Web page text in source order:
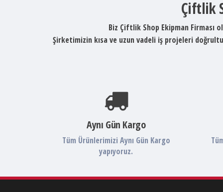
Çiftlik
Biz Çiftlik Shop Ekipman Firması
Şirketimizin kısa ve uzun vadeli iş projeleri
Aynı Gün Kargo
Tüm Ürünlerimizi Aynı Gün Kargo
yapıyoruz.